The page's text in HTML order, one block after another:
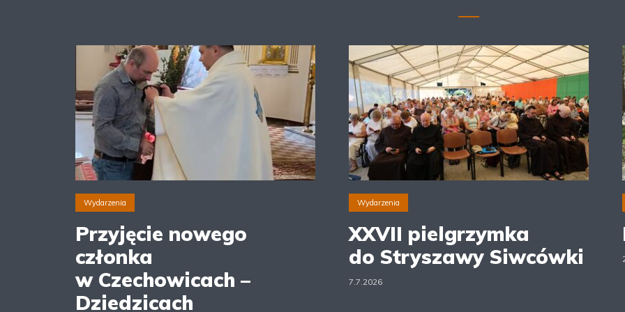
Wydarzenia
Przyjęcie nowego
członka
w Czechowicach –
Dziedzicach
Wydarzenia
XXVII pielgrzymka
do Stryszawy Siwcówki
7.7.2026